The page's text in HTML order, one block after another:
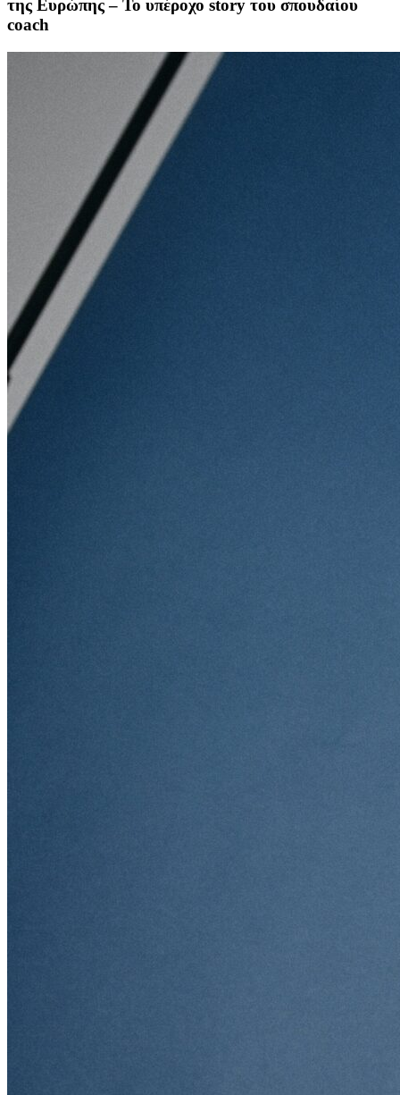
της Ευρώπης – Το υπέροχο story του σπουδαίου
coach